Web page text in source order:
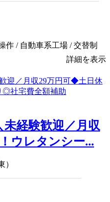
作 / 自動車系工場 / 交替制
詳細を表示
未経験歓迎／月収
ウレタンシー...
）